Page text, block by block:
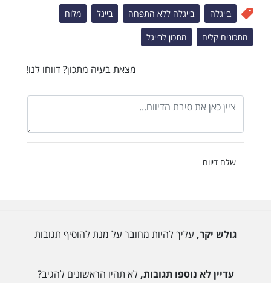
בייגלה בייגלה ללא התפחה בייגל מלוח
מתכונים קלים מתכון לבייגל
מצאת בעיה מתכון? דווחו לנו!
שלח דיווח
גולש יקר, עליך להיות מחובר על מנת להוסיף תגובות
עדיין לא נוספו תגובות,לא תהיו הראשונים להגיב?